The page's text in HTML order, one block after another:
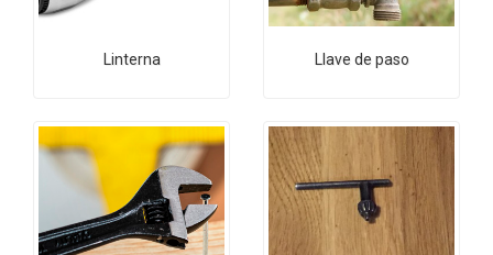
Linterna Llave de paso